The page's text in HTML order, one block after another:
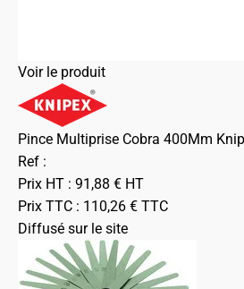
Voir le produit
Pince Multiprise Cobra 400Mm
Ref :
Prix HT : 91,88 € HT
Prix TTC : 110,26 € TTC
Diffusé sur le site